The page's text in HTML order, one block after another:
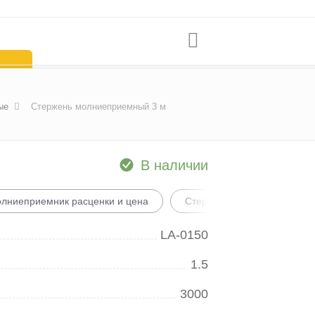
Стержень молниеприемный 3 м
В наличии
расценки и цена Стержневой молниеотвод
LA-0150
1.5
3000